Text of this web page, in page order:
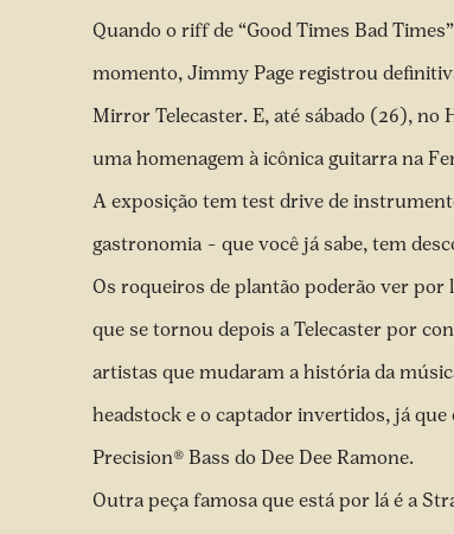
Quando o riff de “Good Times Bad
momento, Jimmy Page registrou
Mirror Telecaster. E, até sábado (26),
uma homenagem à icônica guitarra na
A exposição tem test drive de
gastronomia – que você já sabe, tem
Os roqueiros de plantão poderão ver por
que se tornou depois a Telecaster por
artistas que mudaram a história da
headstock e o captador invertidos, já que
Precision® Bass do Dee Dee Ramone.
Outra peça famosa que está por lá é a